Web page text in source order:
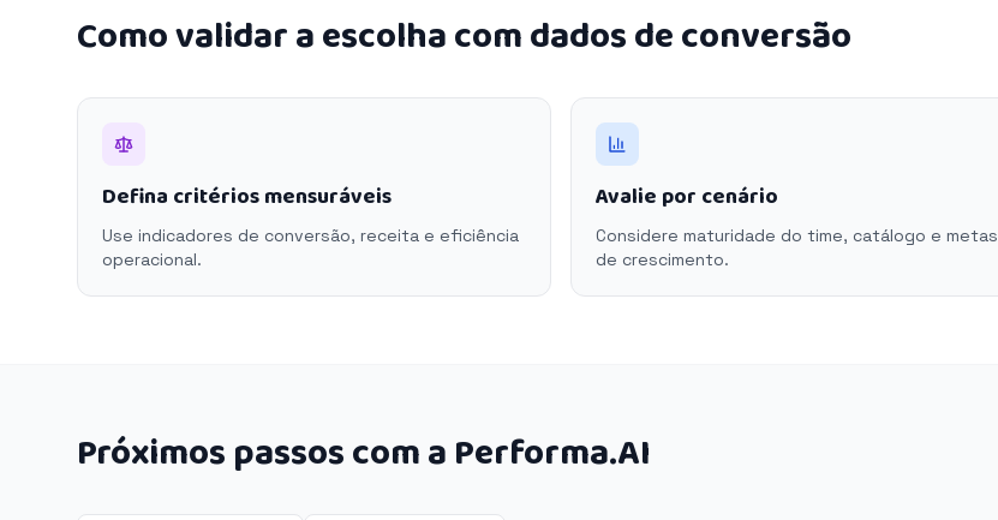
Como validar a escolha com dados de conversão
Defina critérios mensuráveis
Use indicadores de conversão, receita e eficiência
operacional.
Avalie por cenário
Considere maturidade do time, catálogo e metas
de crescimento.
Próximos passos com a Performa.AI